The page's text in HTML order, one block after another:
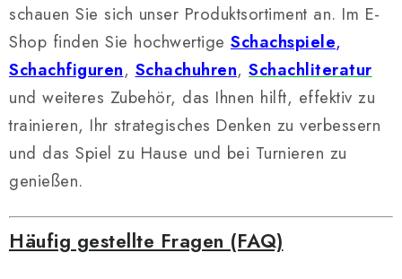
schauen Sie sich unser Produktsortiment an. Im E-
Shop finden Sie hochwertige Schachspiele,
Schachfiguren, Schachuhren, Schachliteratur
und weiteres Zubehör, das Ihnen hilft, effektiv zu
trainieren, Ihr strategisches Denken zu verbessern
und das Spiel zu Hause und bei Turnieren zu
genießen.
Häufig gestellte Fragen (FAQ)